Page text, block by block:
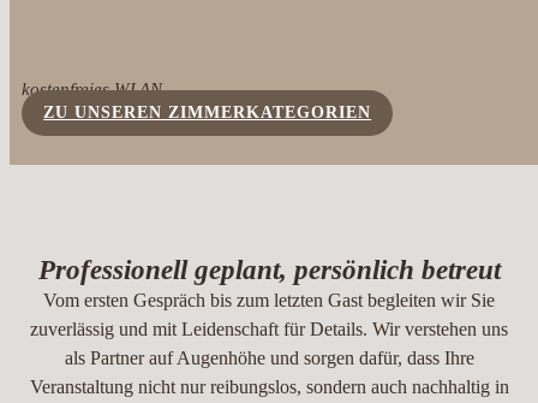
kostenfreies WLAN
ZU UNSEREN ZIMMERKATEGORIEN
Professionell geplant, persönlich betreut
Vom ersten Gespräch bis zum letzten Gast begleiten wir Sie
zuverlässig und mit Leidenschaft für Details. Wir verstehen uns
als Partner auf Augenhöhe und sorgen dafür, dass Ihre
Veranstaltung nicht nur reibungslos, sondern auch nachhaltig in